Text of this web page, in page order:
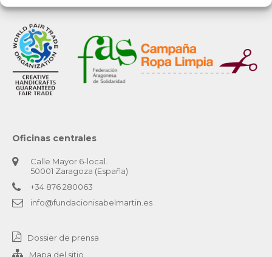
Oficinas centrales
Calle Mayor 6-local.
50001 Zaragoza (España)
+34 876 280063
info@fundacionisabelmartin.es
Dossier de prensa
Mapa del sitio